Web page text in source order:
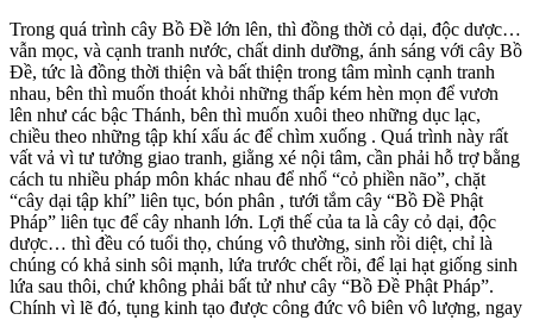
Trong quá trình cây Bồ Đề lớn lên, thì đồng thời cỏ dại, độc dược…
vẫn mọc, và cạnh tranh nước, chất dinh dưỡng, ánh sáng với cây Bồ
Đề, tức là đồng thời thiện và bất thiện trong tâm mình cạnh tranh
nhau, bên thì muốn thoát khỏi những thấp kém hèn mọn để vươn
lên như các bậc Thánh, bên thì muốn xuôi theo những dục lạc,
chiều theo những tập khí xấu ác để chìm xuống . Quá trình này rất
vất vả vì tư tưởng giao tranh, giằng xé nội tâm, cần phải hỗ trợ bằng
cách tu nhiều pháp môn khác nhau để nhổ “cỏ phiền não”, chặt
“cây dại tập khí” liên tục, bón phân , tưới tắm cây “Bồ Đề Phật
Pháp” liên tục để cây nhanh lớn. Lợi thế của ta là cây cỏ dại, độc
dược… thì đều có tuổi thọ, chúng vô thường, sinh rồi diệt, chỉ là
chúng có khả sinh sôi mạnh, lứa trước chết rồi, để lại hạt giống sinh
lứa sau thôi, chứ không phải bất tử như cây “Bồ Đề Phật Pháp”.
Chính vì lẽ đó, tụng kinh tạo được công đức vô biên vô lượng, ngay